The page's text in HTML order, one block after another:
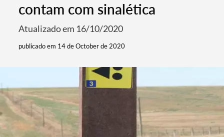
contam com sinalética
Atualizado em 16/10/2020
publicado em 14 de October de 2020